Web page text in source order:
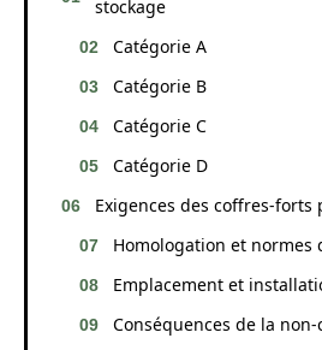
stockage
Catégorie A
Catégorie B
Catégorie C
Catégorie D
Exigences des coffres-forts
Homologation et normes
Emplacement et
Conséquences de la